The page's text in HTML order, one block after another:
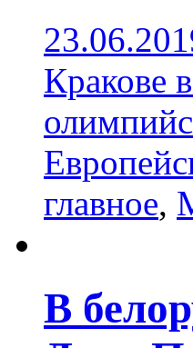
Кракове
главное,
В